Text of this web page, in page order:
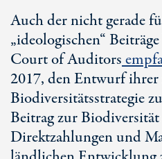
Auch der nicht gerade
„ideologischen“
Court of Auditors
2017, den Entwurf ihrer
Biodiversitätsstrategie
Beitrag zur
Direktzahlungen und